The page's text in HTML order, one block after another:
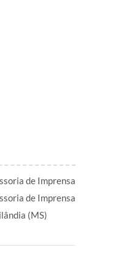
de Imprensa
de Imprensa
(MS)